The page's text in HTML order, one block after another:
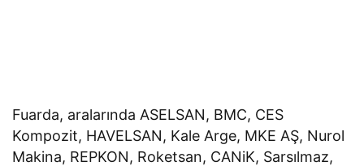
Fuarda, aralarında ASELSAN, BMC, CES
Kompozit, HAVELSAN, Kale Arge, MKE AŞ, Nurol
Makina, REPKON, Roketsan, CANiK, Sarsılmaz,